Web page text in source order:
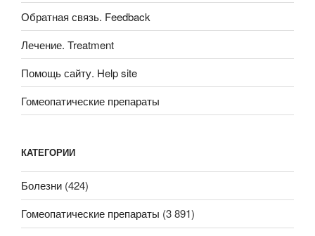
Обратная связь. Feedback
Лечение. Treatment
Помощь сайту. Help site
Гомеопатические препараты
КАТЕГОРИИ
Болезни (424)
Гомеопатические препараты (3 891)